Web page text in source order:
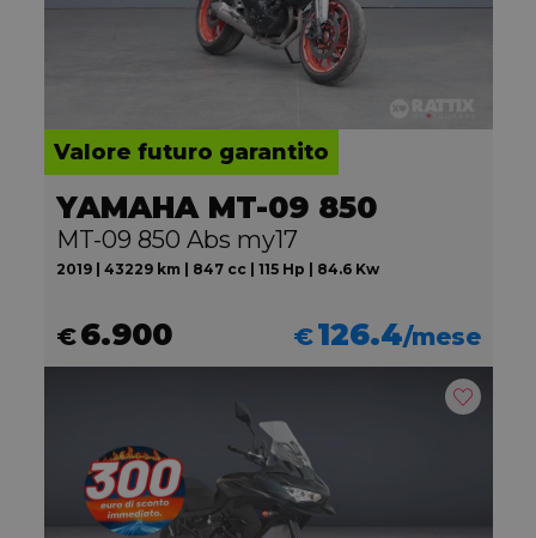
Valore futuro garantito
YAMAHA MT-09 850
MT-09 850 Abs my17
2019 | 43229 km | 847 cc | 115 Hp | 84.6 Kw
€6.900 €126.4/mese